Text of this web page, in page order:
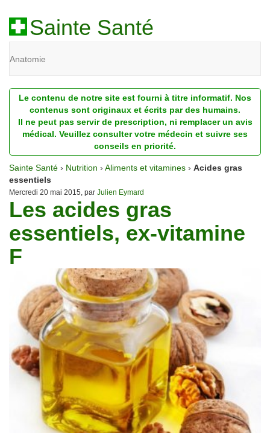
Sainte Santé
Anatomie
Diagnostic
Dossiers
Homéopathie
Nutrition
Pathologie
Psychologie
Recherches
Le contenu de notre site est fourni à titre informatif. Nos
contenus sont originaux et écrits par des humains.
Il ne peut pas servir de prescription, ni remplacer un avis
médical. Veuillez consulter votre médecin et suivre ses
conseils en priorité.
Sainte Santé › Nutrition › Aliments et vitamines › Acides gras
essentiels
Mercredi 20 mai 2015, par Julien Eymard
Les acides gras
essentiels, ex-vitamine
F